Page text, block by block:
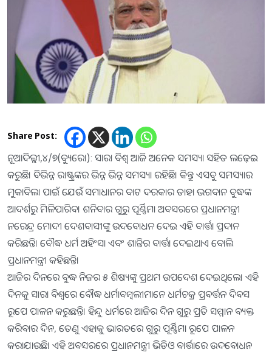
Share Post:
ନୂଆଦିଲ୍ଲୀ,୪/୭(ବ୍ୟୁରୋ): ସାରା ବିଶ୍ଵ ଆଜି ଅନେକ ସମସ୍ୟା ସହିତ ଲଢ଼େଇ
କରୁଛି। ବିଭିନ୍ନ ରାଷ୍ଟ୍ରଙ୍କର ଭିନ୍ନ ଭିନ୍ନ ସମସ୍ୟା ରହିଛି। କିନ୍ତୁ ଏସବୁ ସମସ୍ୟାର
ମୁକାବିଲା ପାଇଁ ଯେଉଁ ସମାଧାନର ବାଟ ଦରକାର ତାହା ଭଗବାନ ବୁଦ୍ଧଙ୍କ
ଆଦର୍ଶରୁ ମିଳିପାରିବ। ଶନିବାର ଗୁରୁ ପୂର୍ଣ୍ଣିମା ଅବସରରେ ପ୍ରଧାନମନ୍ତ୍ରୀ
ନରେନ୍ଦ୍ର ମୋଦୀ ଦେଶବାସୀଙ୍କୁ ଉଦବୋଧନ ଦେଇ ଏହି ବାର୍ତ୍ତା ପ୍ରଦାନ
କରିଛନ୍ତି। ବୌଦ୍ଧ ଧର୍ମ ଅହିଂସା ଏବଂ ଶାନ୍ତିର ବାର୍ତ୍ତା ଦେଇଥାଏ ବୋଲି
ପ୍ରଧାନମନ୍ତ୍ରୀ କହିଛନ୍ତି।
ଆଜିର ଦିନରେ ବୁଦ୍ଧ ନିଜର ୫ ଶିଷ୍ୟଙ୍କୁ ପ୍ରଥମ ଉପଦେଶ ଦେଇଥିଲେ। ଏହି
ଦିନକୁ ସାରା ବିଶ୍ଵରେ ବୌଦ୍ଧ ଧର୍ମାବମ୍ବଲୀମାନେ ଧର୍ମଚକ୍ର ପ୍ରବର୍ତ୍ତନ ଦିବସ
ରୂପେ ପାଳନ କରୁଛନ୍ତି। ହିନ୍ଦୁ ଧର୍ମରେ ଆଜିର ଦିନ ଗୁରୁ ପ୍ରତି ସମ୍ମାନ ବ୍ୟକ୍ତ
କରିବାର ଦିନ, ତେଣୁ ଏହାକୁ ଭାରତରେ ଗୁରୁ ପୂର୍ଣ୍ଣିମା ରୂପେ ପାଳନ
କରାଯାଉଛି। ଏହି ଅବସରରେ ପ୍ରଧାନମନ୍ତ୍ରୀ ଭିଡିଓ ବାର୍ତ୍ତାରେ ଉଦବୋଧନ